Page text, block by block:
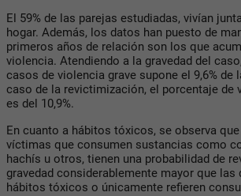
El 59% de las parejas estudiadas, vivían
hogar. Además, los datos han puesto de
primeros años de relación son los que
violencia. Atendiendo a la gravedad del
casos de violencia grave supone el 9,6% de
caso de la revictimización, el porcentaje de
es del 10,9%.
En cuanto a hábitos tóxicos, se observa
víctimas que consumen sustancias como
hachís u otros, tienen una probabilidad de
gravedad considerablemente mayor que las
hábitos tóxicos o únicamente refieren